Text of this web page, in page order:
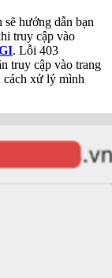
hướng dẫn bạn
truy cập vào
. Lỗi 403
truy cập vào trang
cách xử lý mình